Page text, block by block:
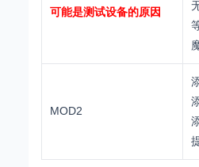
可能是测试设备的原因
MOD2